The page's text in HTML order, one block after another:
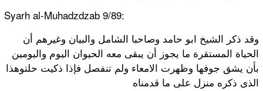
Syarh al-Muhadzdzab 9/89:
وقد ذكر الشيخ ابو حامد وصاحبا الشامل والبيان وغيرهم أن
الحياة المستقرة ما يجوز أن يبقى معه الحيوان اليوم واليومين
بأن يشق جوفها وظهرت الامعاء ولم تنفصل فإذا ذكيت حلتوهذا
الذى ذكره منزل على ما قدمناه